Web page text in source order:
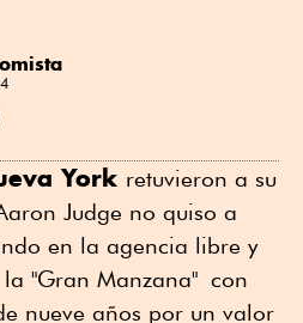
York retuvieron a su
Judge no quiso a
en la agencia libre y
"Gran Manzana" con
nueve años por un valor